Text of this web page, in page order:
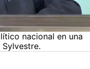
nacional en una